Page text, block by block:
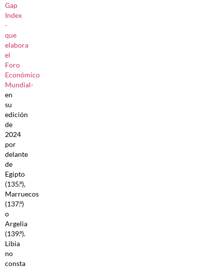
Gap
Index
-
que
elabora
el
Foro
Económico
Mundial-
en
su
edición
de
2024
por
delante
de
Egipto
(135.º),
Marruecos
(137.º)
o
Argelia
(139.º).
Libia
no
consta